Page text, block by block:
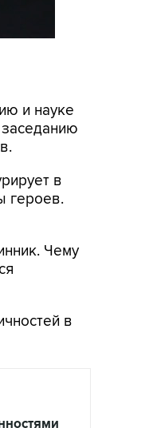
и науке
в
героев.
Чему
в